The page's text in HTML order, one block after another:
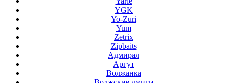
YGK
Yo-Zuri
Yum
Zetrix
Zipbaits
Адмирал
Аргут
Волжанка